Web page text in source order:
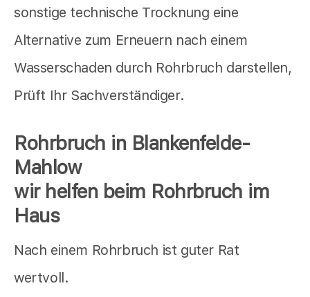
sonstige technische Trocknung eine
Alternative zum Erneuern nach einem
Wasserschaden durch Rohrbruch darstellen,
Prüft Ihr Sachverständiger.
Rohrbruch in Blankenfelde-
Mahlow
wir helfen beim Rohrbruch im
Haus
Nach einem Rohrbruch ist guter Rat
wertvoll.